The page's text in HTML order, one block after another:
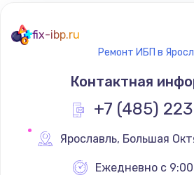
Замена
1200 руб.
Заказать
Замена реле
fix-ibp.ru
Ремонт ИБП в
Контактная
+7 (485)
Ярославль, Большая
Ежедневно с